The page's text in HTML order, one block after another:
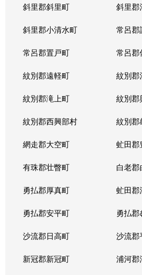
斜里郡斜里町 斜里郡
斜里郡小清水町 常呂郡
常呂郡置戸町 常呂郡
紋別郡遠軽町 紋別郡
紋別郡滝上町 紋別郡
紋別郡西興部村 紋別郡
網走郡大空町 虻田郡
有珠郡壮瞥町 白老
勇払郡厚真町 虻田郡
勇払郡安平町 勇払
沙流郡日高町 沙流郡
新冠郡新冠町 浦河郡